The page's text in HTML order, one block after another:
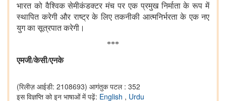
भारत को वैश्विक सेमीकंडक्टर मंच पर एक प्रमुख निर्माता के रूप में
स्थापित करेगी और राष्ट्र के लिए तकनीकी आत्मनिर्भरता के एक नए
युग का सूत्रपात करेगी।
***
एमजी/केसी/एनके
(रिलीज़ आईडी: 2108693) आगंतुक पटल : 352
इस विज्ञप्ति को इन भाषाओं में पढ़ें: English , Urdu